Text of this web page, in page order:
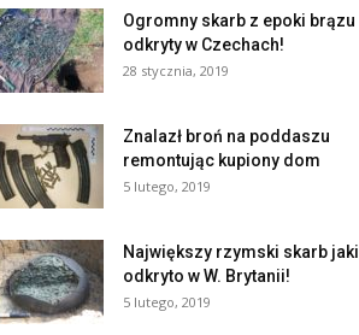
Ogromny skarb z epoki brązu
odkryty w Czechach!
28 stycznia, 2019
Znalazł broń na poddaszu
remontując kupiony dom
5 lutego, 2019
Największy rzymski skarb jaki
odkryto w W. Brytanii!
5 lutego, 2019